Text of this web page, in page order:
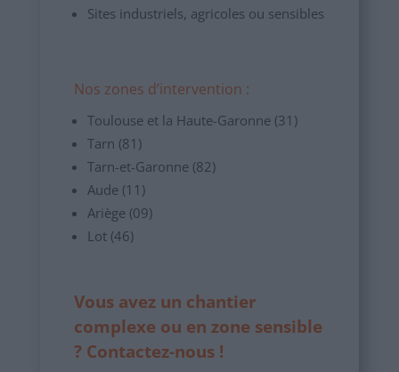
Sites industriels, agricoles ou sensibles
Nos zones d’intervention :
Toulouse et la Haute-Garonne (31)
Tarn (81)
Tarn-et-Garonne (82)
Aude (11)
Ariège (09)
Lot (46)
Vous avez un chantier
complexe ou en zone sensible
? Contactez-nous !